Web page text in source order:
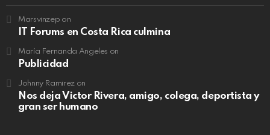
Marsvinzep on
IT Forums en Costa Rica culmina
María Fernanda Angeles on
Publicidad
Johnny Ramirezon
Nos deja Victor Rivera, amigo, colega, deportista y
gran ser humano